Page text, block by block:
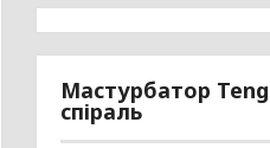
Мастурбатор
спіраль